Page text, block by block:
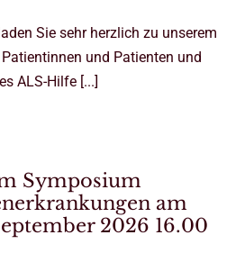
Sie sehr herzlich zu unserem
und Patienten und
ALS-Hilfe [...]
Symposium
am
2026 16.00